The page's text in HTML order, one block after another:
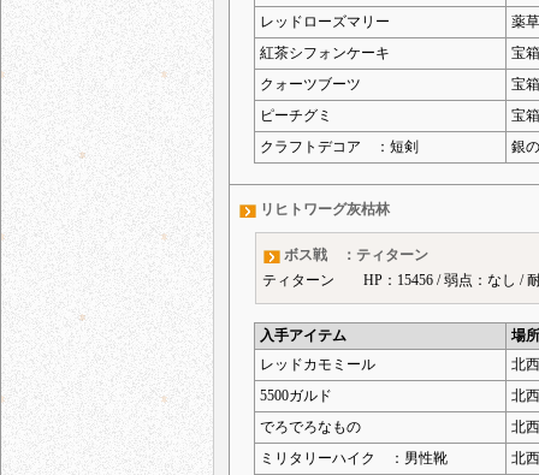
レッドローズマリー
薬草
紅茶シフォンケーキ
宝箱
クォーツブーツ
宝箱
ピーチグミ
宝箱
クラフトデコア ：短剣
銀
リヒトワーグ灰枯林
ボス戦 ：ティターン
ティターン HP：15456 / 弱点：なし /
入手アイテム
場所
レッドカモミール
北
5500ガルド
北
でろでろなもの
北
ミリタリーハイク ：男性靴
北